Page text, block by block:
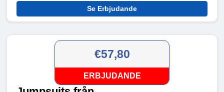
Se Erbjudande
€57,80
ERBJUDANDE